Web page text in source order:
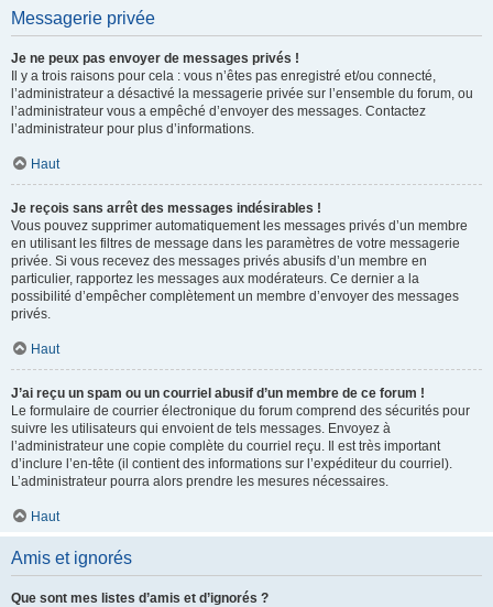
Messagerie privée
Je ne peux pas envoyer de messages privés !
Il y a trois raisons pour cela : vous n’êtes pas enregistré et/ou connecté,
l’administrateur a désactivé la messagerie privée sur l’ensemble du forum, ou
l’administrateur vous a empêché d’envoyer des messages. Contactez
l’administrateur pour plus d’informations.
Haut
Je reçois sans arrêt des messages indésirables !
Vous pouvez supprimer automatiquement les messages privés d’un membre
en utilisant les filtres de message dans les paramètres de votre messagerie
privée. Si vous recevez des messages privés abusifs d’un membre en
particulier, rapportez les messages aux modérateurs. Ce dernier a la
possibilité d’empêcher complètement un membre d’envoyer des messages
privés.
Haut
J’ai reçu un spam ou un courriel abusif d’un membre de ce forum !
Le formulaire de courrier électronique du forum comprend des sécurités pour
suivre les utilisateurs qui envoient de tels messages. Envoyez à
l’administrateur une copie complète du courriel reçu. Il est très important
d’inclure l’en-tête (il contient des informations sur l’expéditeur du courriel).
L’administrateur pourra alors prendre les mesures nécessaires.
Haut
Amis et ignorés
Que sont mes listes d’amis et d’ignorés ?